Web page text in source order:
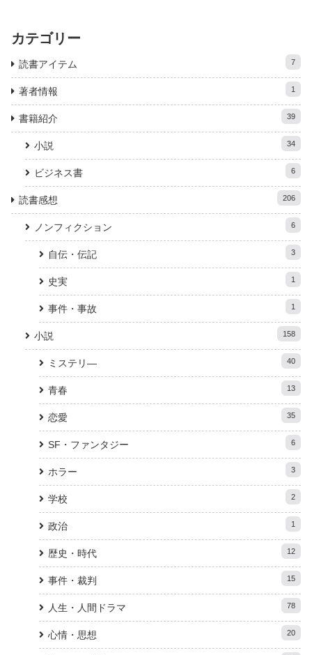
カテゴリー
読書アイテム 7
著者情報 1
書籍紹介 39
小説 34
ビジネス書 6
読書感想 206
ノンフィクション 6
自伝・伝記 3
史実 1
事件・事故 1
小説 158
ミステリ― 40
青春 13
恋愛 35
SF・ファンタジー 6
ホラー 3
学校 2
政治 1
歴史・時代 12
事件・裁判 15
人生・人間ドラマ 78
心情・思想 20